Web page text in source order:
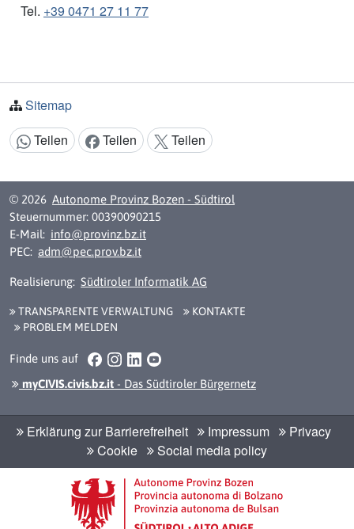
Tel. +39 0471 27 11 77
Sitemap
Inhalt teilen:
Teilen Teilen Teilen
© 2026 Autonome Provinz Bozen - Südtirol
Steuernummer: 00390090215
E-Mail: info@provinz.bz.it
PEC: adm@pec.prov.bz.it
Realisierung: Südtiroler Informatik AG
TRANSPARENTE VERWALTUNG
KONTAKTE
PROBLEM MELDEN
Finde uns auf Facebook
Instagram
LinkedInYouTube
myCIVIS.civis.bz.it - Das Südtiroler Bürgernetz
Erklärung zur Barrierefreiheit Impressum
Privacy
Cookie
Social media policy